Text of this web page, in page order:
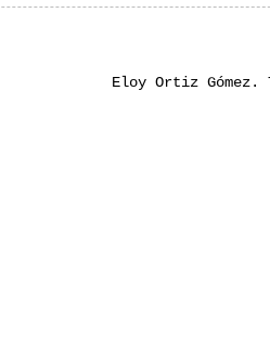
Eloy Ortiz